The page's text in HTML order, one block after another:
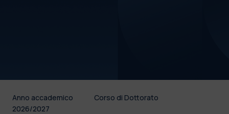
Anno accademico
2026/2027
Corso di Dottorato